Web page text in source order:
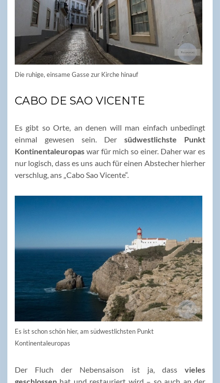
Die ruhige, einsame Gasse zur Kirche hinauf
CABO DE SAO VICENTE
Es gibt so Orte, an denen will man einfach unbedingt
einmal gewesen sein. Der südwestlichste Punkt
Kontinentaleuropas war für mich so einer. Daher war es
nur logisch, dass es uns auch für einen Abstecher hierher
verschlug, ans „Cabo Sao Vicente“.
Es ist schon schön hier, am südwestlichsten Punkt
Kontinentaleuropas
Der Fluch der Nebensaison ist ja, dass vieles